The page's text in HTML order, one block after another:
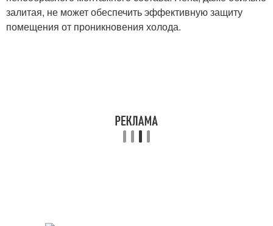
залитая, не может обеспечить эффективную защиту
помещения от проникновения холода.